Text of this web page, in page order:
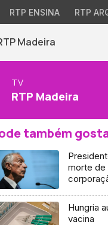
RTP ENSINA RTP
Madeira
TV
RTP Madeira
também
morte de
Hungria
vacina